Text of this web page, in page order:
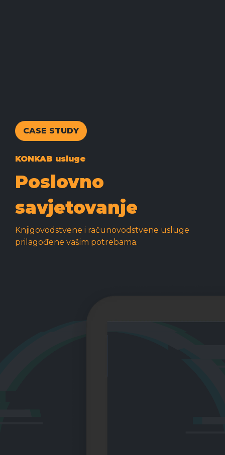
CASE STUDY
KONKAB usluge
Poslovno
savjetovanje
Knjigovodstvene i računovodstvene usluge
prilagođene vašim potrebama.